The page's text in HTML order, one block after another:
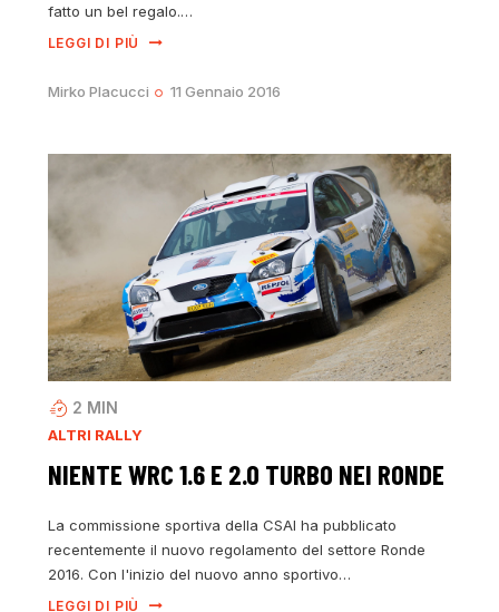
fatto un bel regalo.…
LEGGI DI PIÙ
Mirko Placucci 11 Gennaio 2016
2 MIN
ALTRI RALLY
NIENTE WRC 1.6 E 2.0 TURBO NEI RONDE
La commissione sportiva della CSAI ha pubblicato
recentemente il nuovo regolamento del settore Ronde
2016. Con l'inizio del nuovo anno sportivo…
LEGGI DI PIÙ